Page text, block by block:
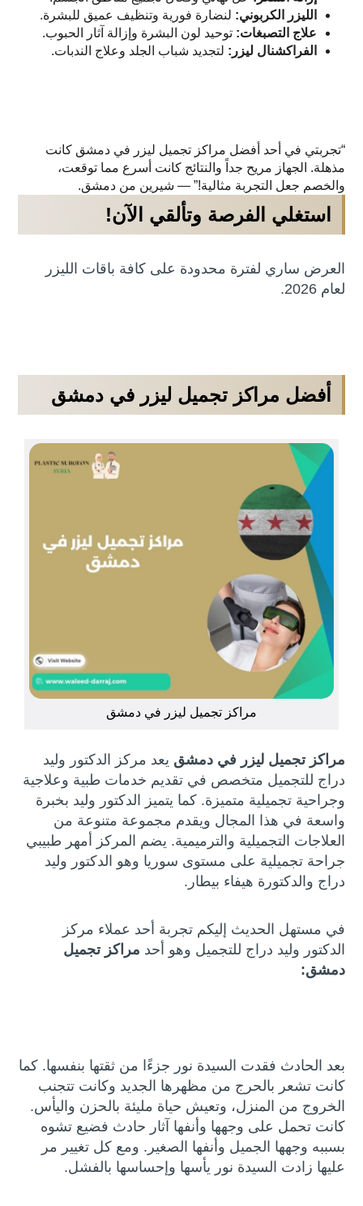
الليزر الكربوني: لنضارة فورية وتنظيف عميق للبشرة.
علاج التصبغات: توحيد لون البشرة وإزالة آثار الحبوب.
الفراكشنال ليزر: لتجديد شباب الجلد وعلاج الندبات.
“تجربتي في أحد أفضل مراكز تجميل ليزر في دمشق كانت
مذهلة. الجهاز مريح جداً والنتائج كانت أسرع مما توقعت،
والخصم جعل التجربة مثالية!” — شيرين من دمشق.
استغلي الفرصة وتألقي الآن!
العرض ساري لفترة محدودة على كافة باقات الليزر
لعام 2026.
أفضل مراكز تجميل ليزر في دمشق
مراكز تجميل ليزر في دمشق
مراكز تجميل ليزر في دمشق يعد مركز الدكتور وليد
دراج للتجميل متخصص في تقديم خدمات طبية وعلاجية
وجراحية تجميلية متميزة. كما يتميز الدكتور وليد بخبرة
واسعة في هذا المجال ويقدم مجموعة متنوعة من
العلاجات التجميلية والترميمية. يضم المركز أمهر طبيبي
جراحة تجميلية على مستوى سوريا وهو الدكتور وليد
دراج والدكتورة هيفاء بيطار.
في مستهل الحديث إليكم تجربة أحد عملاء مركز
الدكتور وليد دراج للتجميل وهو أحد مراكز تجميل
دمشق:
بعد الحادث فقدت السيدة نور جزءًا من ثقتها بنفسها. كما
كانت تشعر بالحرج من مظهرها الجديد وكانت تتجنب
الخروج من المنزل، وتعيش حياة مليئة بالحزن واليأس.
كانت تحمل على وجهها وأنفها آثار حادث فضيع تشوه
بسببه وجهها الجميل وأنفها الصغير. ومع كل تغيير مر
عليها زادت السيدة نور يأسها وإحساسها بالفشل.